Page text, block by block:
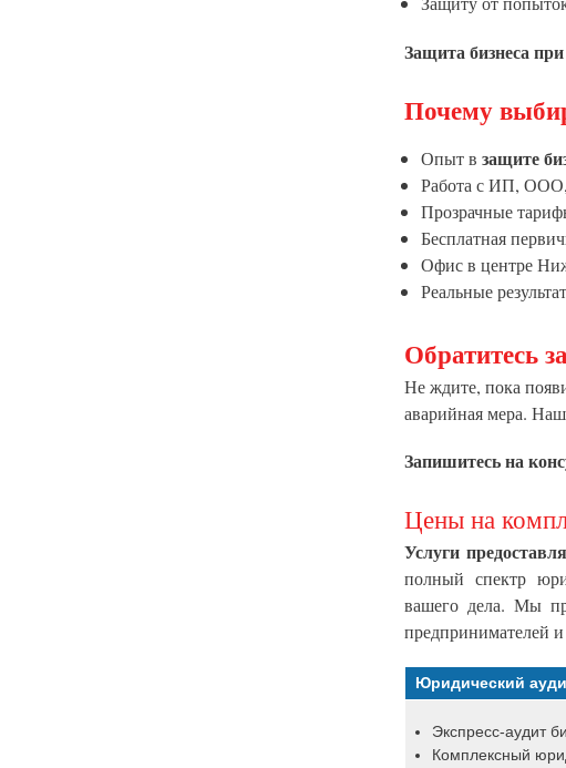
Защита бизнеса
Почему
Опыт в защите
Работа с ИП,
Прозрачные
Бесплатная
Офис в центре
Реальные
Обратитесь
Не ждите, пока
аварийная мера.
Запишитесь на
Цены на
Услуги
полный спектр
вашего дела. Мы
предпринимателей
Юридический
Экспресс-аудит
Комплексный